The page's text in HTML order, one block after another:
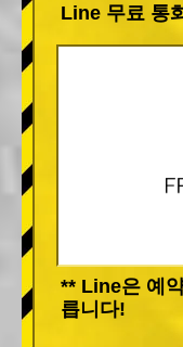
Line 무료 통
** Line은 예
릅니다!